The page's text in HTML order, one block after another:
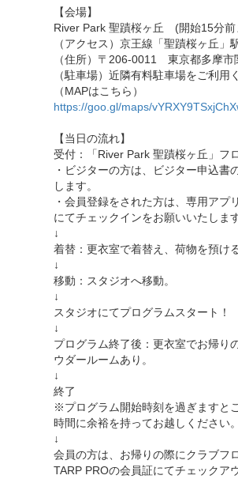
【会場】
River Park 聖蹟桜ヶ丘 (開始15分前
（アクセス）京王線「聖蹟桜ヶ丘
（住所）〒206-0011 東京都多摩市
（駐車場）近隣有料駐車場をご利用
（MAPはこちら）
https://goo.gl/maps/
【当日の流れ】
受付：「River Park 聖蹟桜ヶ丘」フ
・ビジターの方は、ビジター申込書
します。
・会員登録をされた方は、専用アプ
にてチェックインをお願いいたします
↓
着替：更衣室で着替え、荷物を預ける
↓
移動：スタジオへ移動。
↓
スタジオにてプログラムスタート！
↓
プログラム終了後：更衣室でお帰り
ウダールームあり。
↓
終了
※プログラム開始時刻を過ぎますと
時間に余裕を持ってお越しください。
↓
会員の方は、お帰りの際にクラブフ
TARP PROの会員証にてチェックア